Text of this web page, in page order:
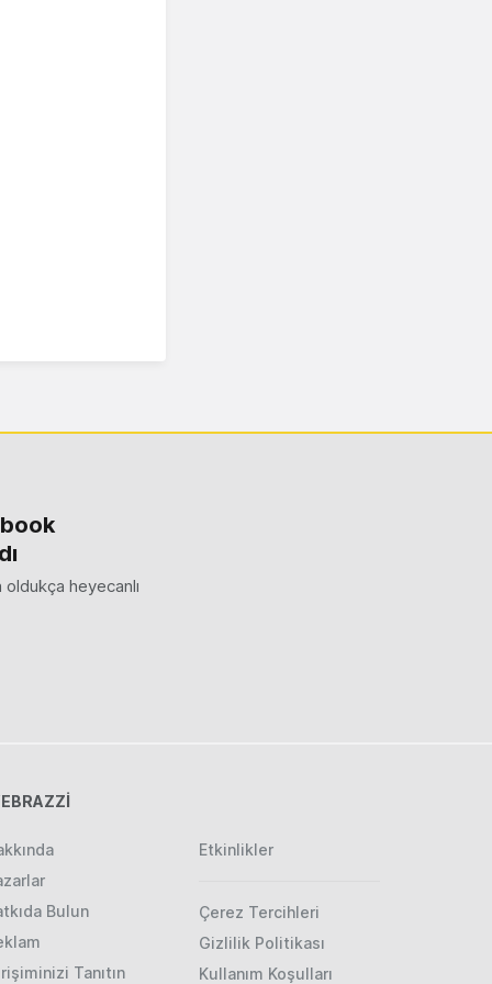
oldukça heyecanlı
Bulun
Tanıtın
Etkinlikler
Çerez Tercihleri
Gizlilik Politikası
Kullanım Koşulları